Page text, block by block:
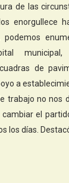
de las
enorgullece
de
a
trabajo no nos
el
los días.